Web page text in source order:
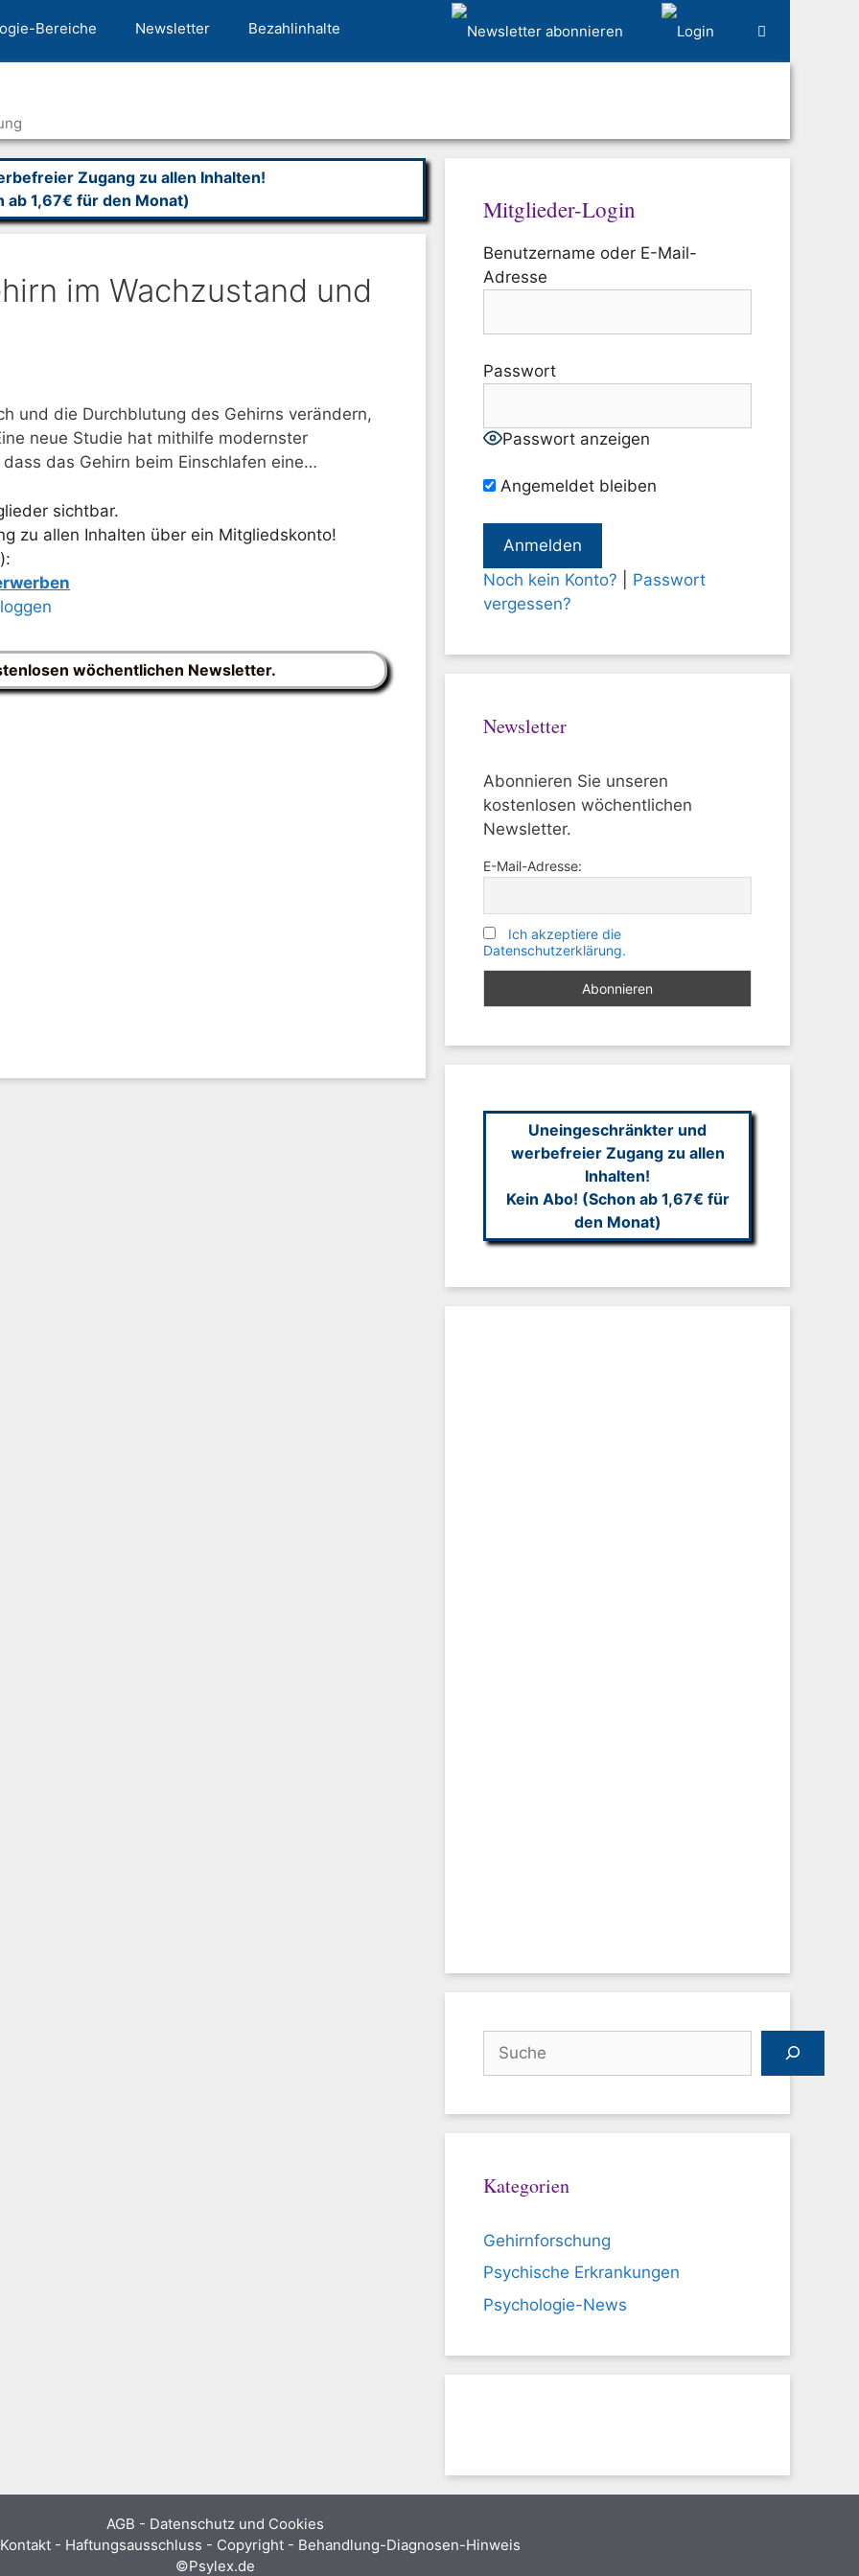
Bereiche Newsletter Bezahlinhalte
Zugang zu allen Inhalten!
ab 1,67€ für den Monat)
im Wachzustand und
und die Durchblutung des Gehirns verändern,
neue Studie hat mithilfe modernster
das Gehirn beim Einschlafen eine…
sichtbar.
zu allen Inhalten über ein Mitgliedskonto!
wöchentlichen Newsletter.
Mitglieder-Login
Benutzername oder E-Mail-
Adresse
Passwort
Passwort anzeigen
Angemeldet bleiben
Noch kein Konto?
Passwort
vergessen?
Newsletter
Abonnieren Sie unseren
kostenlosen wöchentlichen
Newsletter.
E-Mail-Adresse:
Ich akzeptiere die
Datenschutzerklärung.
Uneingeschränkter und
werbefreier Zugang zu allen
Inhalten!
Kein Abo! (Schon ab 1,67€ für
den Monat)
Kategorien
Gehirnforschung
Psychische Erkrankungen
Psychologie-News
AGB - Datenschutz und Cookies
- Haftungsausschluss - Copyright - Behandlung-Diagnosen-Hinweis
©Psylex.de